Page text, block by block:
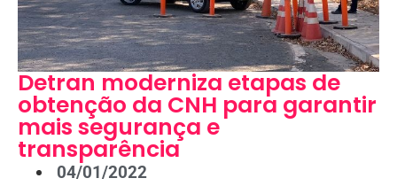
Detran moderniza etapas de
obtenção da CNH para garantir
mais segurança e
transparência
04/01/2022